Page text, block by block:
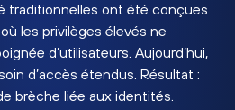
traditionnelles ont été conçues
les privilèges élevés ne
d’utilisateurs. Aujourd’hui,
d’accès étendus. Résultat :
brèche liée aux identités.